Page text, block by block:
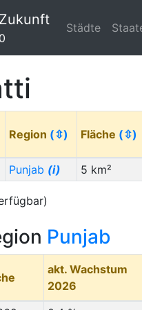
Städte
Region (⇳) Fläche (⇳)
Punjab (i) 5 km²
Punjab
akt. Wachstum
2026